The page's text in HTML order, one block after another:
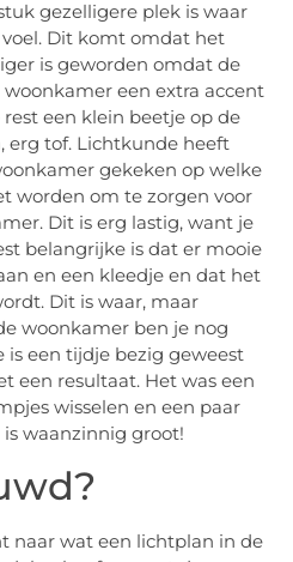
gezelligere plek is waar
Dit komt omdat het
is geworden omdat de
een extra accent
een klein beetje op de
erg tof. Lichtkunde heeft
gekeken op welke
worden om te zorgen voor
Dit is erg lastig, want je
belangrijke is dat er mooie
en een kleedje en dat het
Dit is waar, maar
woonkamer ben je nog
een tijdje bezig geweest
een resultaat. Het was een
wisselen en een paar
waanzinnig groot!
naar wat een lichtplan in de